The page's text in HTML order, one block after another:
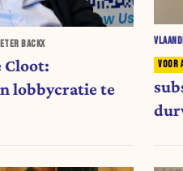
BACKX
Cloot:
lobbycratie te